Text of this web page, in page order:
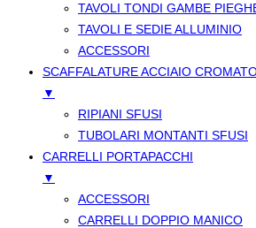
TAVOLI TONDI GAMBE
TAVOLI E SEDIE ALLUMINIO
ACCESSORI
SCAFFALATURE ACCIAIO
▼
RIPIANI SFUSI
TUBOLARI MONTANTI SFUSI
CARRELLI PORTAPACCHI
▼
ACCESSORI
CARRELLI DOPPIO MANICO